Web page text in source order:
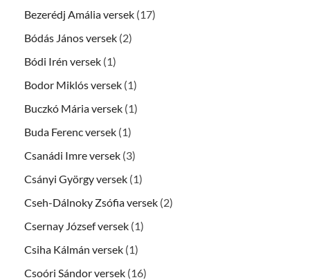
Bezerédj Amália versek (17)
Bódás János versek (2)
Bódi Irén versek (1)
Bodor Miklós versek (1)
Buczkó Mária versek (1)
Buda Ferenc versek (1)
Csanádi Imre versek (3)
Csányi György versek (1)
Cseh-Dálnoky Zsófia versek (2)
Csernay József versek (1)
Csiha Kálmán versek (1)
Csoóri Sándor versek (16)